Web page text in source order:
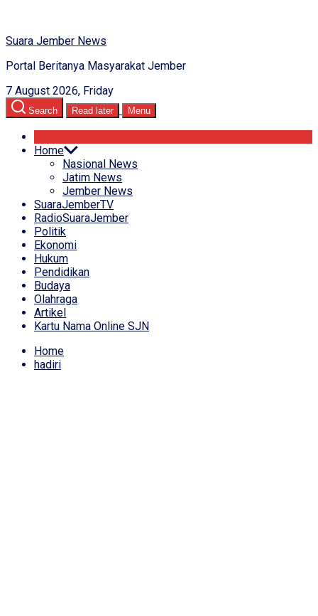
Suara Jember News
Portal Beritanya Masyarakat Jember
7 August 2026, Friday
Search Read later Menu
Home
Nasional News
Jatim News
Jember News
SuaraJemberTV
RadioSuaraJember
Politik
Ekonomi
Hukum
Pendidikan
Budaya
Olahraga
Artikel
Kartu Nama Online SJN
Home
hadiri